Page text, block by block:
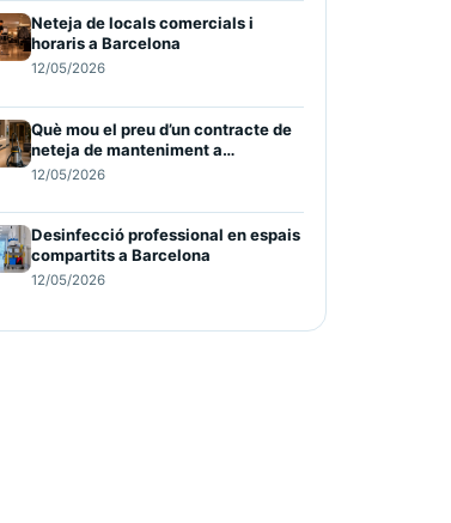
Neteja de locals comercials i
horaris a Barcelona
12/05/2026
Què mou el preu d’un contracte de
neteja de manteniment a
Barcelona
12/05/2026
Desinfecció professional en espais
compartits a Barcelona
12/05/2026